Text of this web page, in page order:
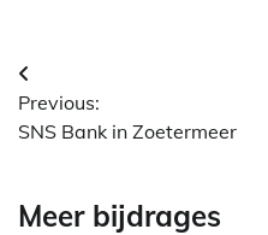
Berichtnavigatie
Previous:
SNS Bank in Zoetermeer
Meer bijdrages